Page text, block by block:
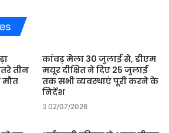
तीन
मौत
कांवड़ मेला 30 जुलाई से, डीएम
मयूर दीक्षित ने दिए 25 जुलाई
तक सभी व्यवस्थाएं पूरी करने के
निर्देश
02/07/2026